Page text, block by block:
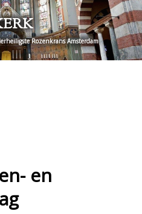
Rozenkrans Amsterdam
en